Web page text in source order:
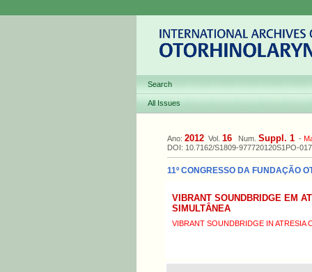
Search
All Issues
Ano: 2012 Vol. 16 Num. Suppl. 1 -
DOI: 10.7162/S1809-977720120S1PO-017
11º CONGRESSO DA FUNDAÇÃO
VIBRANT SOUNDBRIDGE EM
SIMULTÂNEA
VIBRANT SOUNDBRIDGE IN ATRESIA